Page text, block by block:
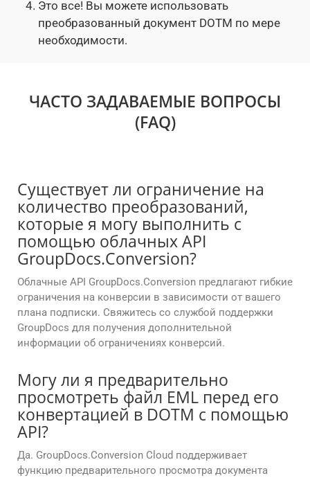
Это все! Вы можете использовать
преобразованный документ DOTM по мере
необходимости.
ЧАСТО ЗАДАВАЕМЫЕ ВОПРОСЫ
(FAQ)
Существует ли ограничение на
количество преобразований,
которые я могу выполнить с
помощью облачных API
GroupDocs.Conversion?
Облачные API GroupDocs.Conversion предлагают гибкие
ограничения на конверсии в зависимости от вашего
плана подписки. Свяжитесь со службой поддержки
GroupDocs для получения дополнительной
информации об ограничениях конверсий.
Могу ли я предварительно
просмотреть файл EML перед его
конвертацией в DOTM с помощью
API?
Да. GroupDocs.Conversion Cloud поддерживает
функцию предварительного просмотра документа